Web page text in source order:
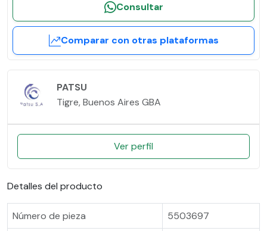
Consultar
Comparar con otras plataformas
PATSU
Tigre, Buenos Aires GBA
Ver perfil
Detalles del producto
Número de pieza
5503697